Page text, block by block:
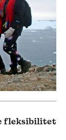
fleksibilitet